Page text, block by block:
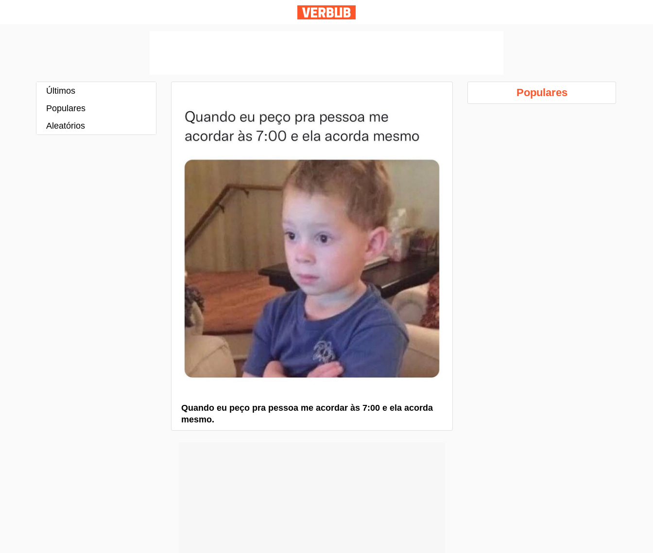
Últimos
Populares
Aleatórios
Quando eu peço pra pessoa me acordar às 7:00 e ela acorda
mesmo.
Populares